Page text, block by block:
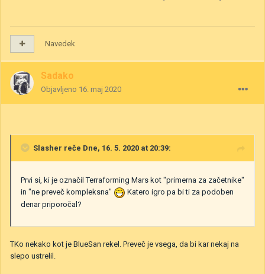
Navedek
Sadako
Objavljeno 16. maj 2020
Slasher reče Dne, 16. 5. 2020 at 20:39:
Prvi si, ki je označil Terraforming Mars kot "primerna za začetnike"
in "ne preveč kompleksna"
Katero igro pa bi ti za podoben
denar priporočal?
TKo nekako kot je BlueSan rekel. Preveč je vsega, da bi kar nekaj na
slepo ustrelil.